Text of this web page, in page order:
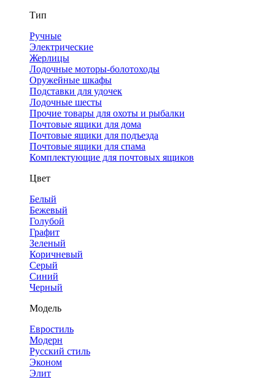
Тип
Ручные
Электрические
Жерлицы
Лодочные моторы-болотоходы
Оружейные шкафы
Подставки для удочек
Лодочные шесты
Прочие товары для охоты и рыбалки
Почтовые ящики для дома
Почтовые ящики для подъезда
Почтовые ящики для спама
Комплектующие для почтовых ящиков
Цвет
Белый
Бежевый
Голубой
Графит
Зеленый
Коричневый
Серый
Синий
Черный
Модель
Евростиль
Модерн
Русский стиль
Эконом
Элит